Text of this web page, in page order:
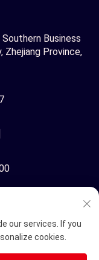
Business
Zhejiang Province,
our services. If you
cookies.